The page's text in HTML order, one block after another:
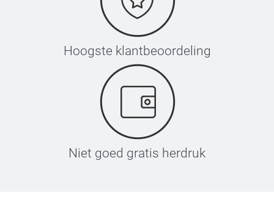
Hoogste klantbeoordeling
Niet goed gratis herdruk